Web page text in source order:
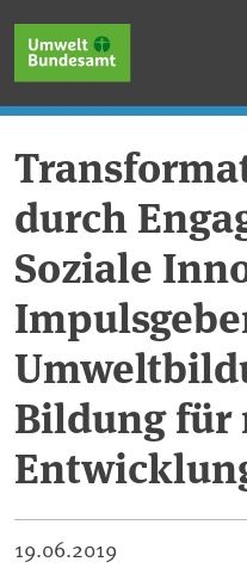
durch
Soziale
Bildung für
19.06.2019